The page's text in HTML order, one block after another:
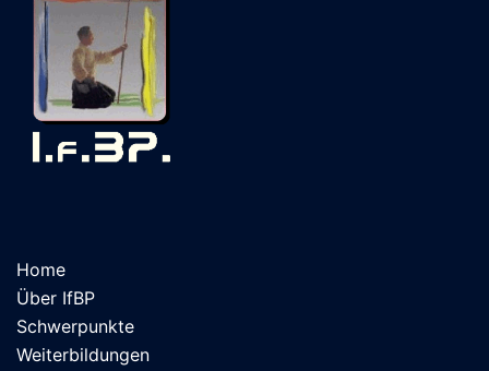
Home
Über IfBP
Schwerpunkte
Weiterbildungen